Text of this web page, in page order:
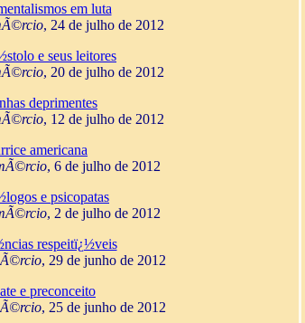
em luta
, 24 de julho de 2012
e seus leitores
, 20 de julho de 2012
deprimentes
, 12 de julho de 2012
americana
, 6 de julho de 2012
e psicopatas
, 2 de julho de 2012
respeitï¿½veis
, 29 de junho de 2012
e preconceito
, 25 de junho de 2012